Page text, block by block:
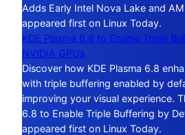
Adds Early Intel Nova Lake and
appeared first on Linux Today.
KDE Plasma 6.8 to Enable Triple
NVIDIA GPUs
Discover how KDE Plasma 6.8
with triple buffering enabled by
improving your visual experience.
6.8 to Enable Triple Buffering by
appeared first on Linux Today.